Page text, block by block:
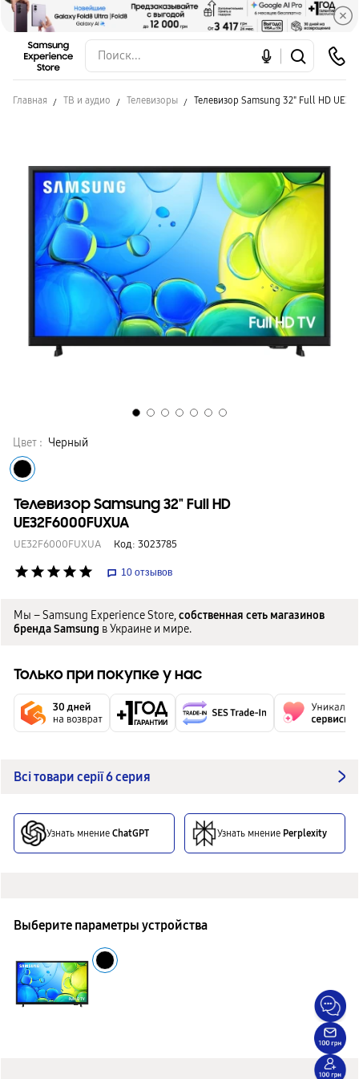
Главная ТВ и аудио Телевизоры Телевизор Samsung 32" Full HD
Цвет : Черный
Телевизор Samsung 32" Full HD
UE32F6000FUXUA
UE32F6000FUXUA Код: 3023785
star star star star star 10 отзывов
Мы – Samsung Experience Store,собственная сеть магазинов
бренда Samsung в Украине и мире.
Только при покупке у нас
Всі товари серії 6 серия
Узнать мнение ChatGPT Узнать мнение Perplexity
Выберите параметры устройства